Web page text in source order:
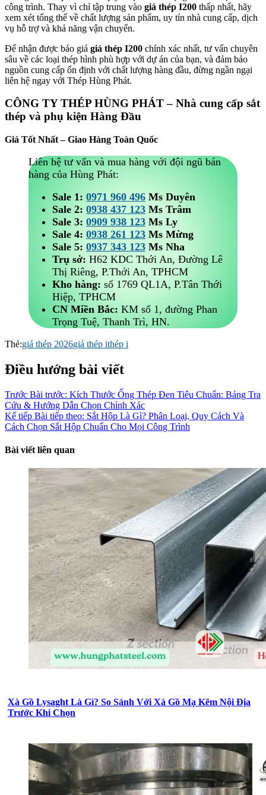
công trình. Thay vì chỉ tập trung vào giá thép I200 thấp nhất, hãy
xem xét tổng thể về chất lượng sản phẩm, uy tín nhà cung cấp, dịch
vụ hỗ trợ và khả năng vận chuyển.
Để nhận được báo giá giá thép I200 chính xác nhất, tư vấn chuyên
sâu về các loại thép hình phù hợp với dự án của bạn, và đảm bảo
nguồn cung cấp ổn định với chất lượng hàng đầu, đừng ngần ngại
liên hệ ngay với Thép Hùng Phát.
CÔNG TY THÉP HÙNG PHÁT – Nhà cung cấp sắt
thép và phụ kiện Hàng Đầu
Giá Tốt Nhất – Giao Hàng Toàn Quốc
Liên hệ tư vấn và mua hàng với đội ngũ bán
hàng của Hùng Phát:
Sale 1: 0971 960 496 Ms Duyên
Sale 2: 0938 437 123 Ms Trâm
Sale 3: 0909 938 123 Ms Ly
Sale 4: 0938 261 123 Ms Mừng
Sale 5: 0937 343 123 Ms Nha
Trụ sở: H62 KDC Thới An, Đường Lê
Thị Riêng, P.Thới An, TPHCM
Kho hàng: số 1769 QL1A, P.Tân Thới
Hiệp, TPHCM
CN Miền Bắc: KM số 1, đường Phan
Trọng Tuệ, Thanh Trì, HN.
Thẻ:giá thép 2026giá thép ithép i
Điều hướng bài viết
Trước Bài trước: Kích Thước Ống Thép Đen Tiêu Chuẩn: Bảng Tra
Cứu & Hướng Dẫn Chọn Chính Xác
Kế tiếp Bài tiếp theo: Sắt Hộp Là Gì? Phân Loại, Quy Cách Và
Cách Chọn Sắt Hộp Chuẩn Cho Mọi Công Trình
Bài viết liên quan
Xà Gồ Lysaght Là Gì? So Sánh Với Xà Gồ Mạ Kẽm Nội Địa
Trước Khi Chọn